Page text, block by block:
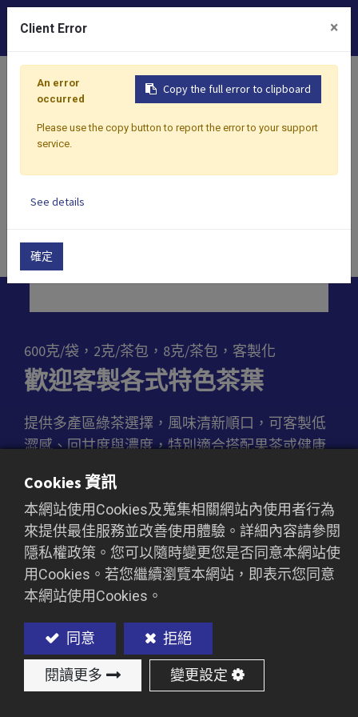
首頁 產品 茶 綠茶 歡迎客製各式特色茶葉
歡迎客製各式特色茶葉
600克/袋，2克/茶包，8克/茶包，客製化
提供多產區綠茶選擇，風味清新順口，可客製低
澀感、回甘度與濃度，特別適合搭配果茶或健康
加入詢價車
Cookies 資訊
本網站使用Cookies及蒐集相關網站內使用者行為
來提供最佳服務並改善使用體驗。詳細內容請參閱
隱私權政策。您可以隨時變更您是否同意本網站使
用Cookies。若您繼續瀏覽本網站，即表示您同意
本網站使用Cookies。
同意
拒絕
閱讀更多
變更設定
Client Error ×
Copy the full error to clipboard
An error
occurred
Please use the copy button to report the error to your support
service.
See details
確定